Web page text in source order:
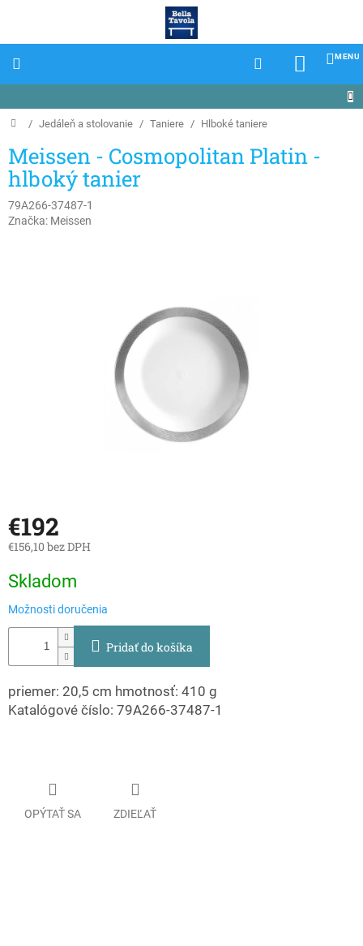
Domov
/ Jedáleň a stolovanie / Taniere / Hlboké taniere
Meissen - Cosmopolitan Platin -
hlboký tanier
79A266-37487-1
Značka: Meissen
€192
€156,10 bez DPH
cena:
Skladom
Možnosti doručenia
Pridať do košíka
priemer: 20,5 cm hmotnosť: 410 g
Katalógové číslo: 79A266-37487-1
OPÝTAŤ SA ZDIEĽAŤ